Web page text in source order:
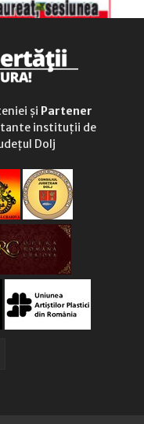
și Partener
instituții de
Dolj